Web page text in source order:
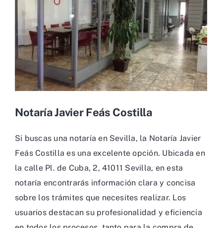
Notaría Javier Feás Costilla
Si buscas una notaría en Sevilla, la Notaría Javier
Feás Costilla es una excelente opción. Ubicada en
la calle Pl. de Cuba, 2, 41011 Sevilla, en esta
notaría encontrarás información clara y concisa
sobre los trámites que necesites realizar. Los
usuarios destacan su profesionalidad y eficiencia